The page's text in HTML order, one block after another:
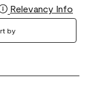
Relevancy Info
by